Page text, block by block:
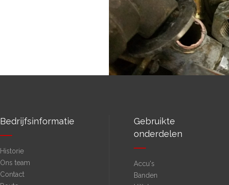
Bedrijfsinformatie
Historie
Ons team
Contact
Gebruikte
onderdelen
Accu's
Banden